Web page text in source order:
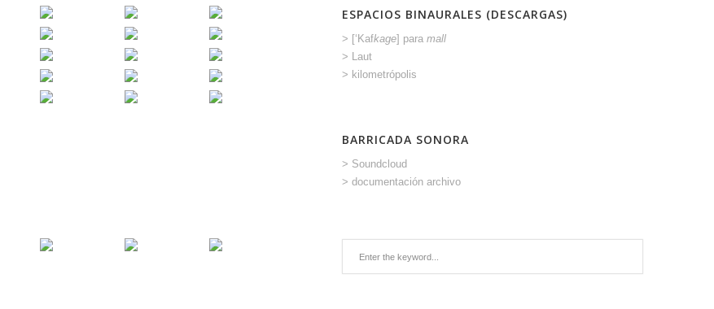
ESPACIOS BINAURALES (DESCARGAS)
> [‘Kafkage] paramall
> Laut
> kilometrópolis
BARRICADA SONORA
> Soundcloud
> documentación archivo